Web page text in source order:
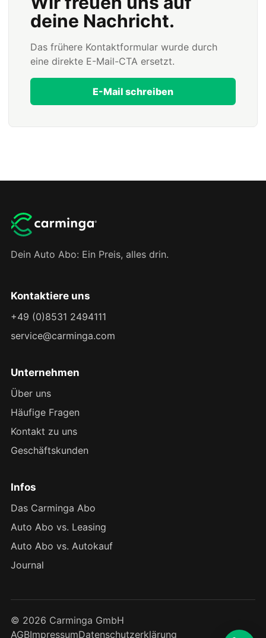
deine Nachricht.
Das frühere Kontaktformular wurde durch
eine direkte E-Mail-CTA ersetzt.
E-Mail schreiben
Dein Auto Abo: Ein Preis, alles drin.
Kontaktiere uns
+49 (0)8531 2494111
service@carminga.com
Unternehmen
Über uns
Häufige Fragen
Kontakt zu uns
Geschäftskunden
Infos
Das Carminga Abo
Auto Abo vs. Leasing
Auto Abo vs. Autokauf
Journal
© 2026 Carminga GmbH
AGBImpressumDatenschutzerklärung